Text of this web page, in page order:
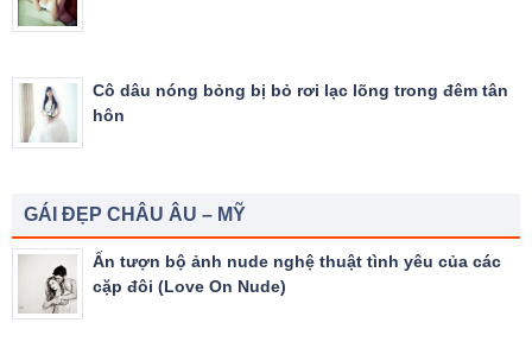
Cô dâu nóng bỏng bị bỏ rơi lạc lõng trong đêm tân
hôn
GÁI ĐẸP CHÂU ÂU – MỸ
Ấn tượn bộ ảnh nude nghệ thuật tình yêu của các
cặp đôi (Love On Nude)